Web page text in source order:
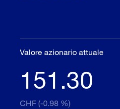
Valore azionario attuale
151.30
CHF (-0.98 %)